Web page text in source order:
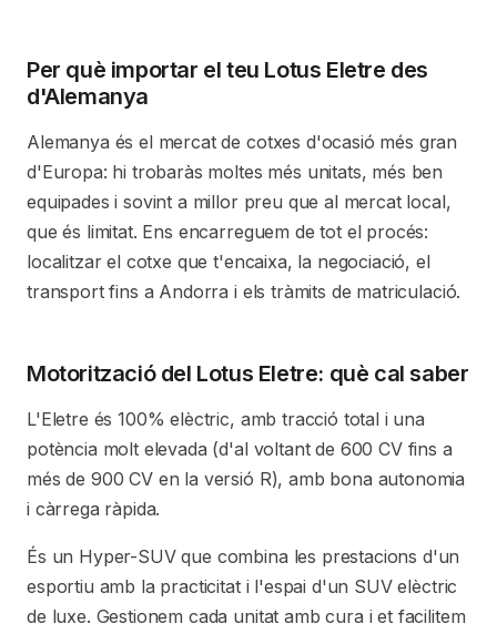
Per què importar el teu Lotus Eletre des
d'Alemanya
Alemanya és el mercat de cotxes d'ocasió més gran
d'Europa: hi trobaràs moltes més unitats, més ben
equipades i sovint a millor preu que al mercat local,
que és limitat. Ens encarreguem de tot el procés:
localitzar el cotxe que t'encaixa, la negociació, el
transport fins a Andorra i els tràmits de matriculació.
Motorització del Lotus Eletre: què cal saber
L'Eletre és 100% elèctric, amb tracció total i una
potència molt elevada (d'al voltant de 600 CV fins a
més de 900 CV en la versió R), amb bona autonomia
i càrrega ràpida.
És un Hyper-SUV que combina les prestacions d'un
esportiu amb la practicitat i l'espai d'un SUV elèctric
de luxe. Gestionem cada unitat amb cura i et facilitem